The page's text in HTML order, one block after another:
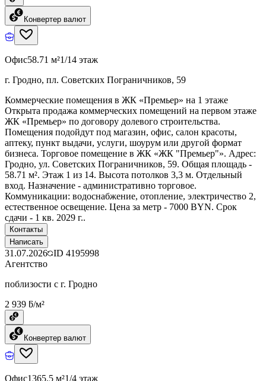
Конвертер валют
Офис58.71 м²1/14 этаж
г. Гродно, пл. Советских Пограничников, 59
Коммерческие помещения в ЖК «Премьер» на 1 этаже
Открыта продажа коммерческих помещений на первом этаже
ЖК «Премьер» по договору долевого строительства.
Помещения подойдут под магазин, офис, салон красоты,
аптеку, пункт выдачи, услуги, шоурум или другой формат
бизнеса. Торговое помещение в ЖК «ЖК "Премьер"». Адрес:
Гродно, ул. Советских Пограничников, 59. Общая площадь -
58.71 м². Этаж 1 из 14. Высота потолков 3,3 м. Отдельный
вход. Назначение - административно торговое.
Коммуникации: водоснабжение, отопление, электричество 2,
естественное освещение. Цена за метр - 7000 BYN. Срок
сдачи - 1 кв. 2029 г..
Контакты
Написать
31.07.2026 ID 4195998
Агентство
поблизости с г. Гродно
2 939 ƃ/м²
Конвертер валют
Офис1365.5 м²1/4 этаж